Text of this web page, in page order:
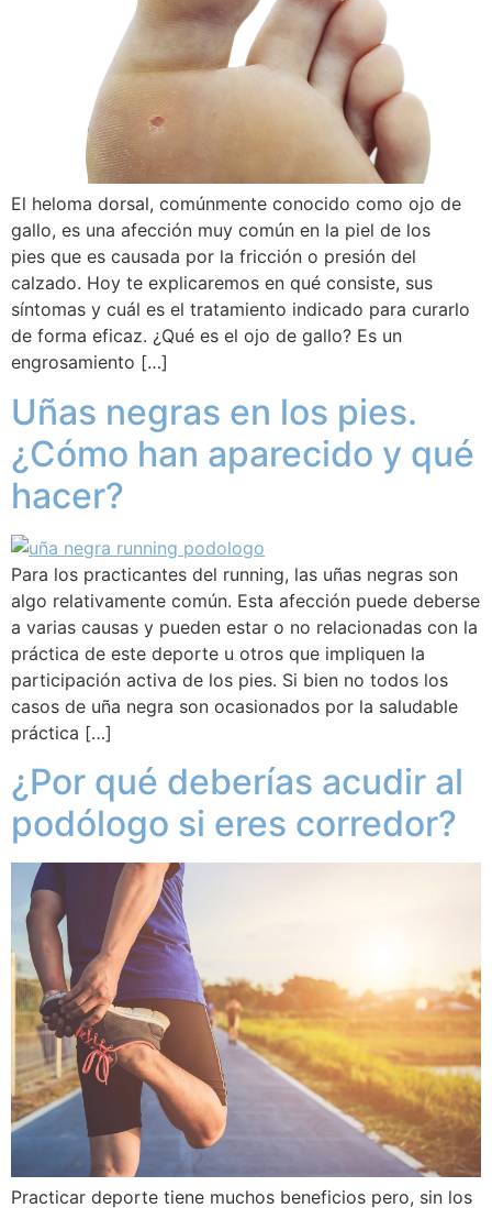
El heloma dorsal, comúnmente conocido como ojo de
gallo, es una afección muy común en la piel de los
pies que es causada por la fricción o presión del
calzado. Hoy te explicaremos en qué consiste, sus
síntomas y cuál es el tratamiento indicado para curarlo
de forma eficaz. ¿Qué es el ojo de gallo? Es un
engrosamiento […]
Uñas negras en los pies.
¿Cómo han aparecido y qué
hacer?
Para los practicantes del running, las uñas negras son
algo relativamente común. Esta afección puede deberse
a varias causas y pueden estar o no relacionadas con la
práctica de este deporte u otros que impliquen la
participación activa de los pies. Si bien no todos los
casos de uña negra son ocasionados por la saludable
práctica […]
¿Por qué deberías acudir al
podólogo si eres corredor?
Practicar deporte tiene muchos beneficios pero, sin los